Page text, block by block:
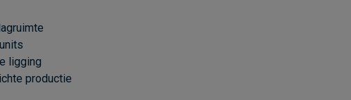
ligging
productie